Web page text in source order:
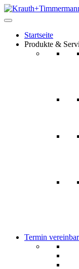
Startseite
Produkte &
Termin